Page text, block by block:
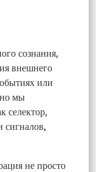
сознания,
внешнего
или
мы
селектор,
сигналов,
не просто